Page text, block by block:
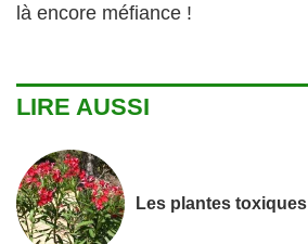
là encore méfiance !
LIRE AUSSI
Les plantes toxiques